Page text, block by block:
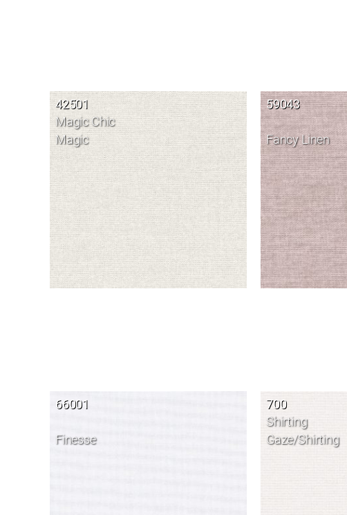
42501
Magic Chic
Magic
59043
Fancy Linen
66001
Finesse
700
Shirting
Gaze/Shirting